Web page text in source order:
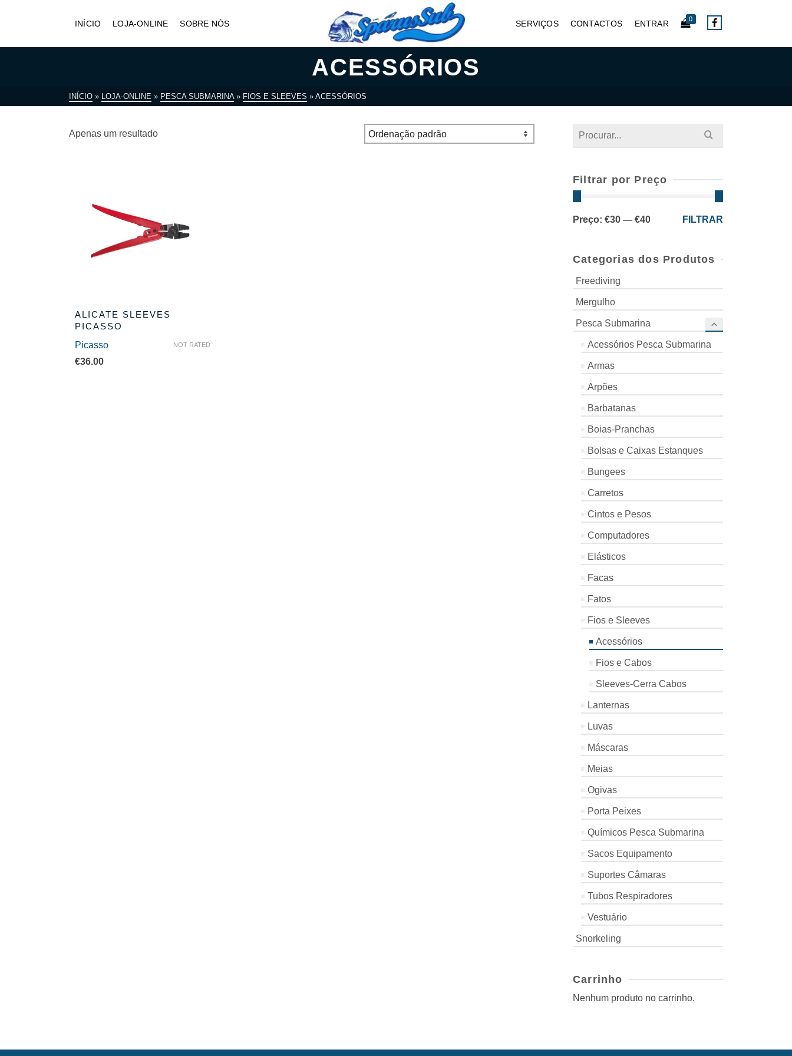
INÍCIO LOJA-ONLINE SOBRE NÓS SERVIÇOS CONTACTOS ENTRAR 0
ACESSÓRIOS
INÍCIO » LOJA-ONLINE » PESCA SUBMARINA » FIOS E SLEEVES » ACESSÓRIOS
Apenas um resultado
ALICATE SLEEVES
PICASSO
NOT RATED
Picasso
€36.00
Search
Filtrar por Preço
Preço
Preço
FILTRAR
Preço: €30 — €40
Categorias dos Produtos
Freediving
Mergulho
Pesca Submarina
Acessórios Pesca Submarina
Armas
Arpões
Barbatanas
Boias-Pranchas
Bolsas e Caixas Estanques
Bungees
Carretos
Cintos e Pesos
Computadores
Elásticos
Facas
Fatos
Fios e Sleeves
Acessórios
Fios e Cabos
Sleeves-Cerra Cabos
Lanternas
Luvas
Máscaras
Meias
Ogivas
Porta Peixes
Químicos Pesca Submarina
Sacos Equipamento
Suportes Câmaras
Tubos Respiradores
Vestuário
Snorkeling
Carrinho
Nenhum produto no carrinho.